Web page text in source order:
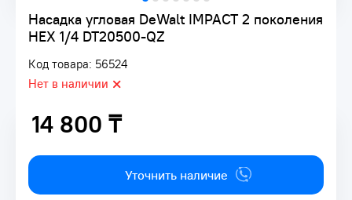
Насадка угловая DeWalt IMPACT 2 поколения
HEX 1/4 DT20500-QZ
Код товара: 56524
Нет в наличии
14 800 ₸
14 800 ₸
Уточнить наличие